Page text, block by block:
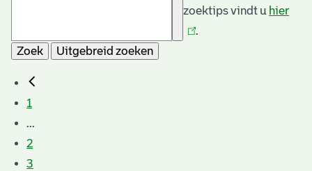
zoektips vindt u hier
.
Zoek
Uitgebreid zoeken
1
...
2
3